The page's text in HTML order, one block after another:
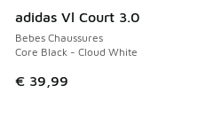
adidas Vl Court 3.0
Bebes Chaussures
Core Black - Cloud White
€ 39,99